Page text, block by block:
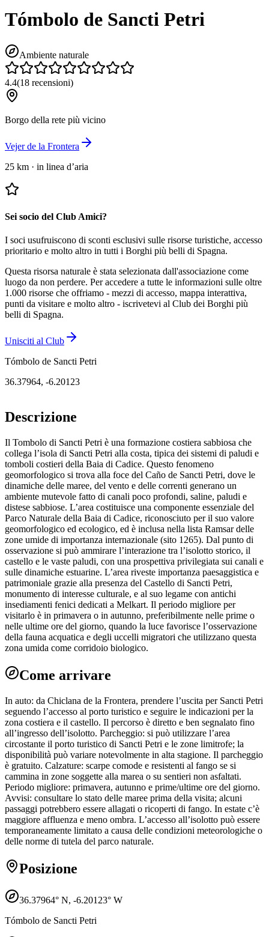
Tómbolo de Sancti Petri
Ambiente naturale
4.4(18 recensioni)
Borgo della rete più vicino
Vejer de la Frontera
25 km · in linea d’aria
Sei socio del Club Amici?
I soci usufruiscono di sconti esclusivi sulle risorse turistiche, accesso
prioritario e molto altro in tutti i Borghi più belli di Spagna.
Questa risorsa naturale è stata selezionata dall'associazione come
luogo da non perdere. Per accedere a tutte le informazioni sulle oltre
1.000 risorse che offriamo - mezzi di accesso, mappa interattiva,
punti da visitare e molto altro - iscrivetevi al Club dei Borghi più
belli di Spagna.
Unisciti al Club
Tómbolo de Sancti Petri
36.37964, -6.20123
Descrizione
Il Tombolo di Sancti Petri è una formazione costiera sabbiosa che
collega l’isola di Sancti Petri alla costa, tipica dei sistemi di paludi e
tomboli costieri della Baia di Cadice. Questo fenomeno
geomorfologico si trova alla foce del Caño de Sancti Petri, dove le
dinamiche delle maree, del vento e delle correnti generano un
ambiente mutevole fatto di canali poco profondi, saline, paludi e
distese sabbiose. L’area costituisce una componente essenziale del
Parco Naturale della Baia di Cadice, riconosciuto per il suo valore
geomorfologico ed ecologico, ed è inclusa nella lista Ramsar delle
zone umide di importanza internazionale (sito 1265). Dal punto di
osservazione si può ammirare l’interazione tra l’isolotto storico, il
castello e le vaste paludi, con una prospettiva privilegiata sui canali e
sulle dinamiche estuarine. L’area riveste importanza paesaggistica e
patrimoniale grazie alla presenza del Castello di Sancti Petri,
monumento di interesse culturale, e al suo legame con antichi
insediamenti fenici dedicati a Melkart. Il periodo migliore per
visitarlo è in primavera o in autunno, preferibilmente nelle prime o
nelle ultime ore del giorno, quando la luce favorisce l’osservazione
della fauna acquatica e degli uccelli migratori che utilizzano questa
zona umida come corridoio biologico.
Come arrivare
In auto: da Chiclana de la Frontera, prendere l’uscita per Sancti Petri
seguendo l’accesso al porto turistico e seguire le indicazioni per la
zona costiera e il castello. Il percorso è diretto e ben segnalato fino
all’ingresso dell’isolotto. Parcheggio: si può utilizzare l’area
circostante il porto turistico di Sancti Petri e le zone limitrofe; la
disponibilità può variare notevolmente in alta stagione. Il parcheggio
è gratuito. Calzature: scarpe comode e resistenti al fango se si
cammina in zone soggette alla marea o su sentieri non asfaltati.
Periodo migliore: primavera, autunno e prime/ultime ore del giorno.
Avvisi: consultare lo stato delle maree prima della visita; alcuni
passaggi potrebbero essere allagati o ricoperti di fango. In estate c’è
maggiore affluenza e meno ombra. L’accesso all’isolotto può essere
temporaneamente limitato a causa delle condizioni meteorologiche o
delle norme di tutela del parco naturale.
Posizione
36.37964° N, -6.20123° W
Tómbolo de Sancti Petri